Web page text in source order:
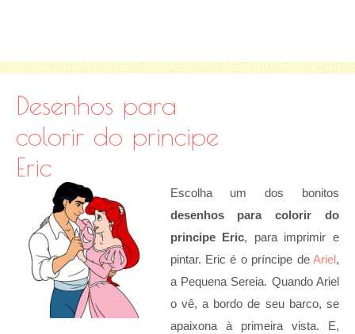
Desenhos para
colorir do principe
Eric
Escolha um dos bonitos
desenhos para colorir do
principe Eric, para imprimir e
pintar. Eric é o príncipe de Ariel,
a Pequena Sereia. Quando Ariel
o vê, a bordo de seu barco, se
apaixona à primeira vista. E,